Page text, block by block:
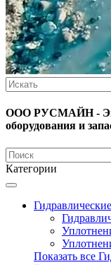
ООО РУСМАЙН -
оборудования и
Категории
Показать все